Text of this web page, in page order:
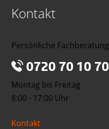
Kontakt
Persönliche Fachberatung
0720 70 10 70
Montag bis Freitag
8:00 - 17:00 Uhr
Kontakt